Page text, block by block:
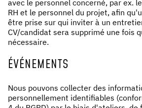
avec le personnel concerné, par ex.
RH et le personnel du projet, afin
être prise sur qui inviter à un
CV/candidat sera supprimé une fois
nécessaire.
ÉVÉNEMENTS
Nous pouvons collecter des
personnellement identifiables